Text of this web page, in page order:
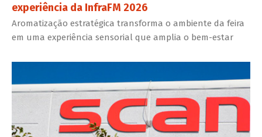
experiência da InfraFM 2026
Aromatização estratégica transforma o ambiente da feira
em uma experiência sensorial que amplia o bem-estar